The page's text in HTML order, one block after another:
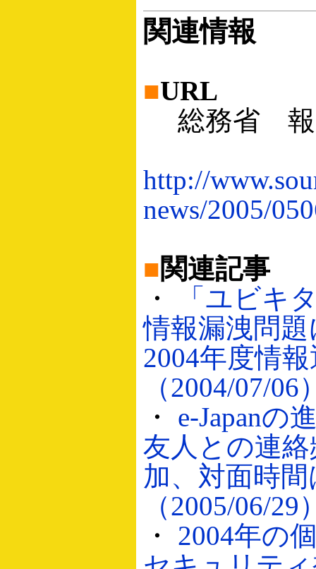
関連情報
■URL
総務省 報
http://
news/2005/
■関連記事
・
「ユビキ
情報漏洩問
2004年度情
（2004/07/06
・ e-Japanの
友人との連
加、対面時
（2005/06/29
・ 2004年の